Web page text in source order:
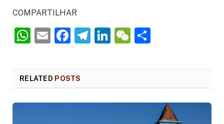
COMPARTILHAR
WhatsApp
EmailFacebook
Telegram
LinkedIn
WeChat
RELATED POSTS